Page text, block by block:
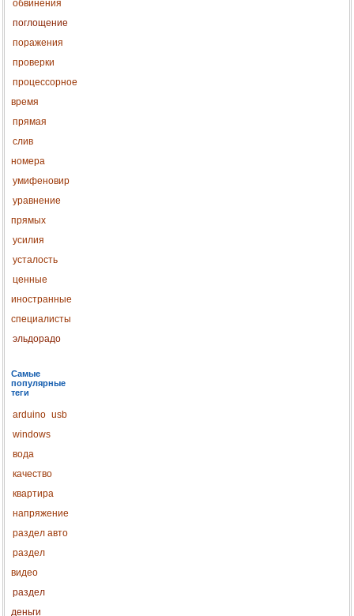
обвинения
поглощение
поражения
проверки
процессорное
время
прямая
слив
номера
умифеновир
уравнение
прямых
усилия
усталость
ценные
иностранные
специалисты
эльдорадо
Самые
популярные
теги
arduino usb
windows
вода
качество
квартира
напряжение
раздел авто
раздел
видео
раздел
деньги